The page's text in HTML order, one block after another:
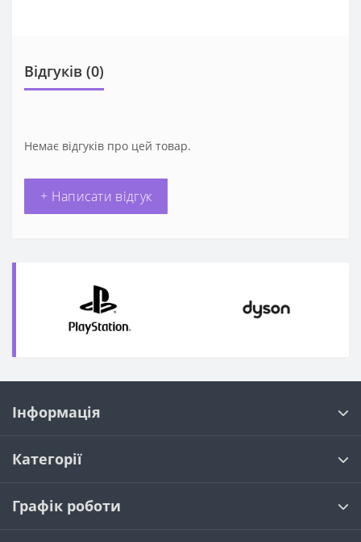
Відгуків (0)
Немає відгуків про цей товар.
+ Написати відгук
Інформація
Категорії
Графік роботи